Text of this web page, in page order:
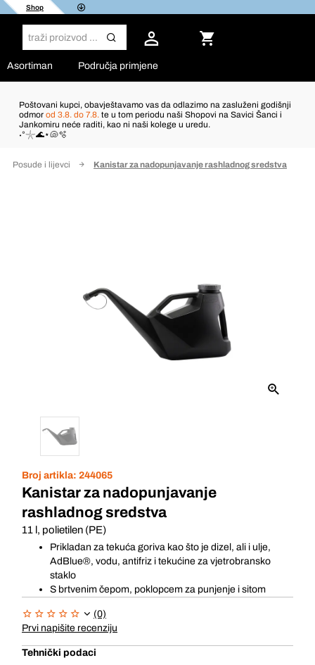
Shop
Asortiman Područja primjene
Poštovani kupci, obavještavamo vas da odlazimo na zasluženi godišnji
odmor od 3.8. do 7.8. te u tom periodu naši Shopovi na Savici Šanci i
Jankomiru neće raditi, kao ni naši kolege u uredu.
˖°𓇼🌊⋆🐚🫧
Posude i lijevci Kanistar za nadopunjavanje rashladnog sredstva
Broj artikla: 244065
Kanistar za nadopunjavanje
rashladnog sredstva
11 l, polietilen (PE)
Prikladan za tekuća goriva kao što je dizel, ali i ulje,
AdBlue®, vodu, antifriz i tekućine za vjetrobransko
staklo
S brtvenim čepom, poklopcem za punjenje i sitom
(0)
Prvi napišite recenziju
Tehnički podaci